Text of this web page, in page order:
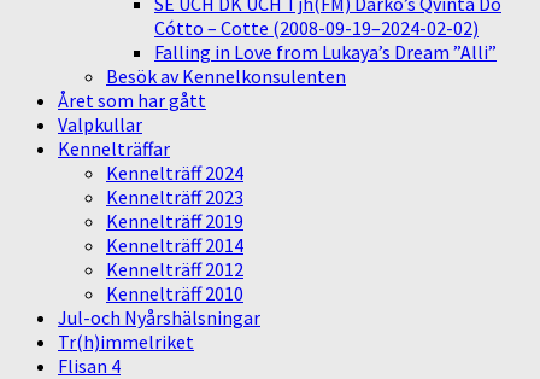
Cótto – Cotte (2008-09-19–2024-02-02)
Falling in Love from Lukaya’s Dream ”Alli”
Besök av Kennelkonsulenten
Året som har gått
Valpkullar
Kennelträffar
Kennelträff 2024
Kennelträff 2023
Kennelträff 2019
Kennelträff 2014
Kennelträff 2012
Kennelträff 2010
Jul-och Nyårshälsningar
Tr(h)immelriket
Flisan 4